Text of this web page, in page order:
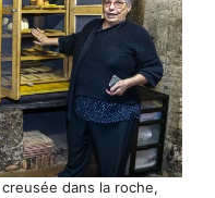
dans la roche,